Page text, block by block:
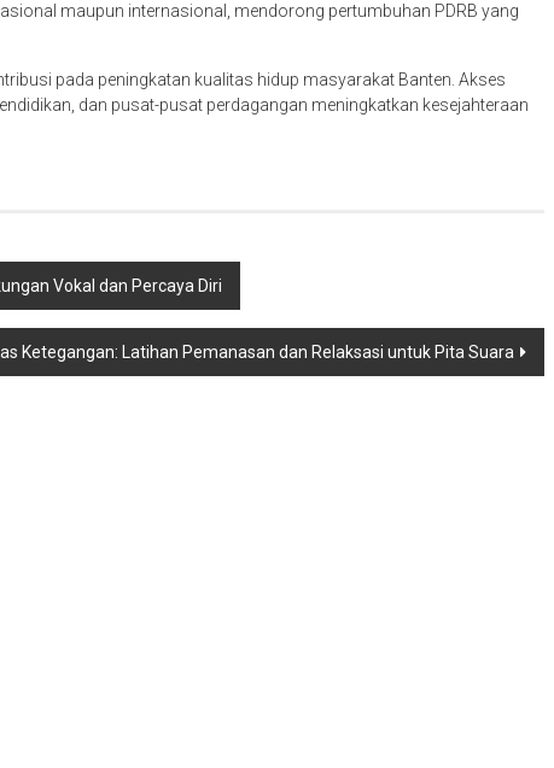
maupun internasional, mendorong pertumbuhan PDRB yang
pada peningkatan kualitas hidup masyarakat Banten. Akses
dan pusat-pusat perdagangan meningkatkan kesejahteraan
Vokal dan Percaya Diri
Ketegangan: Latihan Pemanasan dan Relaksasi untuk Pita Suara